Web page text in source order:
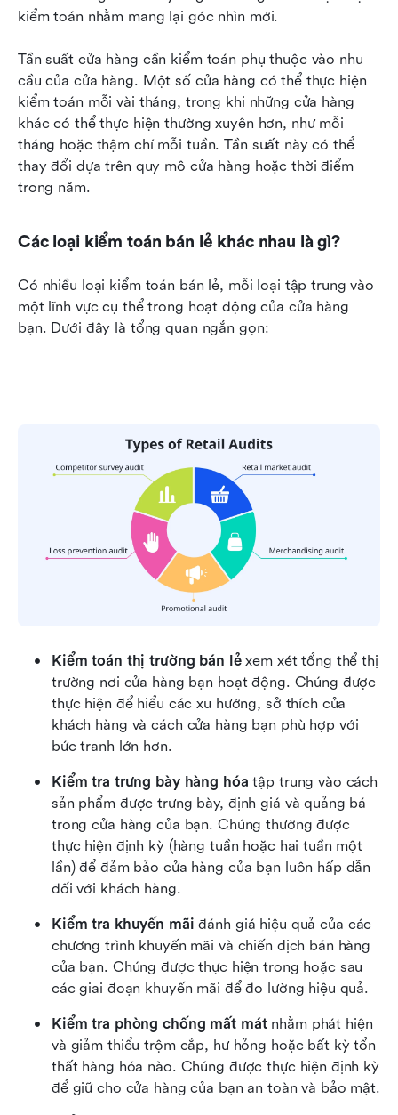
kiểm toán nhằm mang lại góc nhìn mới.
Tần suất cửa hàng cần kiểm toán phụ thuộc vào nhu
cầu của cửa hàng. Một số cửa hàng có thể thực hiện
kiểm toán mỗi vài tháng, trong khi những cửa hàng
khác có thể thực hiện thường xuyên hơn, như mỗi
tháng hoặc thậm chí mỗi tuần. Tần suất này có thể
thay đổi dựa trên quy mô cửa hàng hoặc thời điểm
trong năm.
Các loại kiểm toán bán lẻ khác nhau là gì?
Có nhiều loại kiểm toán bán lẻ, mỗi loại tập trung vào
một lĩnh vực cụ thể trong hoạt động của cửa hàng
bạn. Dưới đây là tổng quan ngắn gọn:
Kiểm toán thị trường bán lẻ xem xét tổng thể thị
trường nơi cửa hàng bạn hoạt động. Chúng được
thực hiện để hiểu các xu hướng, sở thích của
khách hàng và cách cửa hàng bạn phù hợp với
bức tranh lớn hơn.
Kiểm tra trưng bày hàng hóa tập trung vào cách
sản phẩm được trưng bày, định giá và quảng bá
trong cửa hàng của bạn. Chúng thường được
thực hiện định kỳ (hàng tuần hoặc hai tuần một
lần) để đảm bảo cửa hàng của bạn luôn hấp dẫn
đối với khách hàng.
Kiểm tra khuyến mãi đánh giá hiệu quả của các
chương trình khuyến mãi và chiến dịch bán hàng
của bạn. Chúng được thực hiện trong hoặc sau
các giai đoạn khuyến mãi để đo lường hiệu quả.
Kiểm tra phòng chống mất mát nhằm phát hiện
và giảm thiểu trộm cắp, hư hỏng hoặc bất kỳ tổn
thất hàng hóa nào. Chúng được thực hiện định kỳ
để giữ cho cửa hàng của bạn an toàn và bảo mật.